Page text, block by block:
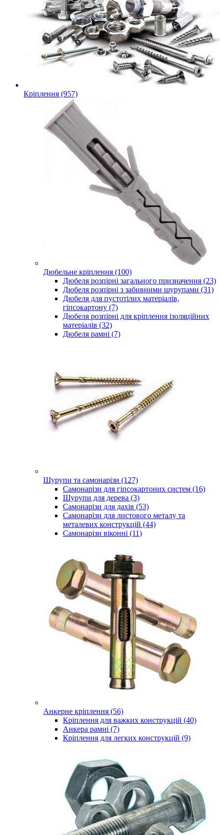
Кріплення (957)
Дюбельне кріплення (100)
Дюбеля розпірні загального призначення (23)
Дюбеля розпірні з забивними шурупами (31)
Дюбеля для пустотілих матеріалів,
гіпсокартону (7)
Дюбеля розпірні для кріплення ізоляційних
матеріалів (32)
Дюбеля рамні (7)
Шурупи та самонарізи (127)
Самонарізи для гіпсокартоних систем (16)
Шурупи для дерева (3)
Самонарізи для дахів (53)
Самонарізи для листового металу та
металевих конструкцій (44)
Самонарізи віконні (11)
Анкерне кріплення (56)
Кріплення для важких конструкцій (40)
Анкера рамні (7)
Кріплення для легких конструкцій (9)